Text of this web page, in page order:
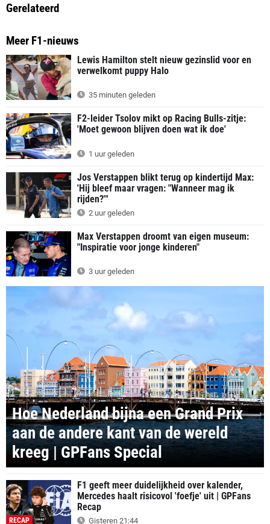
Gerelateerd
Meer F1-nieuws
Lewis Hamilton stelt nieuw gezinslid voor en
verwelkomt puppy Halo
35 minuten geleden
F2-leider Tsolov mikt op Racing Bulls-zitje:
'Moet gewoon blijven doen wat ik doe'
1 uur geleden
Jos Verstappen blikt terug op kindertijd Max:
'Hij bleef maar vragen: "Wanneer mag ik
rijden?"'
2 uur geleden
Max Verstappen droomt van eigen museum:
"Inspiratie voor jonge kinderen"
3 uur geleden
Hoe Nederland bijna een Grand Prix
aan de andere kant van de wereld
kreeg | GPFans Special
RECAP
F1 geeft meer duidelijkheid over kalender,
Mercedes haalt risicovol 'foefje' uit | GPFans
Recap
Gisteren 21:44